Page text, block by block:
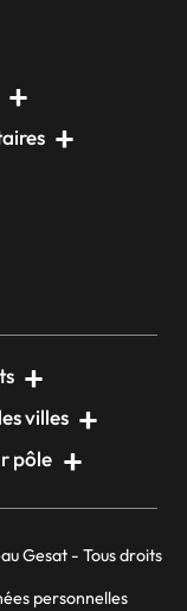
villes
pôle
Gesat - Tous droits
personnelles